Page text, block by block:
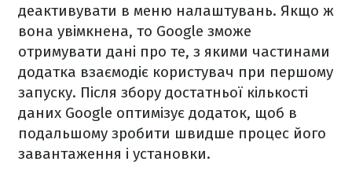
деактивувати в меню налаштувань. Якщо ж
вона увімкнена, то Google зможе
отримувати дані про те, з якими частинами
додатка взаємодіє користувач при першому
запуску. Після збору достатньої кількості
даних Google оптимізує додаток, щоб в
подальшому зробити швидше процес його
завантаження і установки.